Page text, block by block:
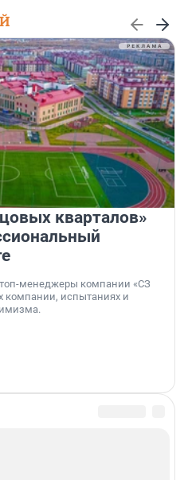
кварталов»
менеджеры компании «СЗ
компании, испытаниях и